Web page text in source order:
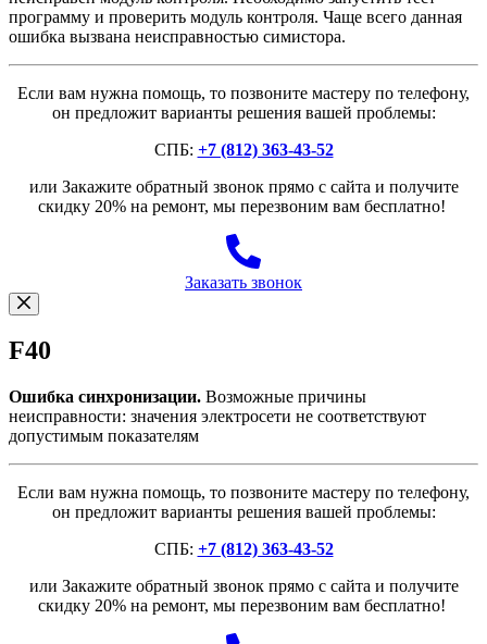
программу и проверить модуль контроля. Чаще всего данная
ошибка вызвана неисправностью симистора.
Если вам нужна помощь, то позвоните мастеру по телефону,
он предложит варианты решения вашей проблемы:
СПБ: +7 (812) 363-43-52
или Закажите обратный звонок прямо с сайта и получите
скидку 20% на ремонт, мы перезвоним вам бесплатно!
Заказать звонок
F40
Ошибка синхронизации. Возможные причины
неисправности: значения электросети не соответствуют
допустимым показателям
Если вам нужна помощь, то позвоните мастеру по телефону,
он предложит варианты решения вашей проблемы:
СПБ: +7 (812) 363-43-52
или Закажите обратный звонок прямо с сайта и получите
скидку 20% на ремонт, мы перезвоним вам бесплатно!